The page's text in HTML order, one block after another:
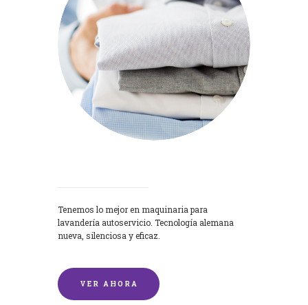
Tenemos lo mejor en maquinaria para
lavandería autoservicio. Tecnología alemana
nueva, silenciosa y eficaz.
VER AHORA